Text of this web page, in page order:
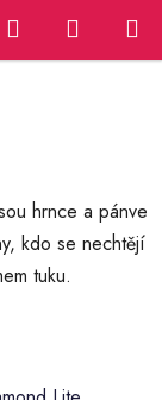
Hledat
KOŠÍK
hrnce a pánve
kdo se nechtějí
tuku.